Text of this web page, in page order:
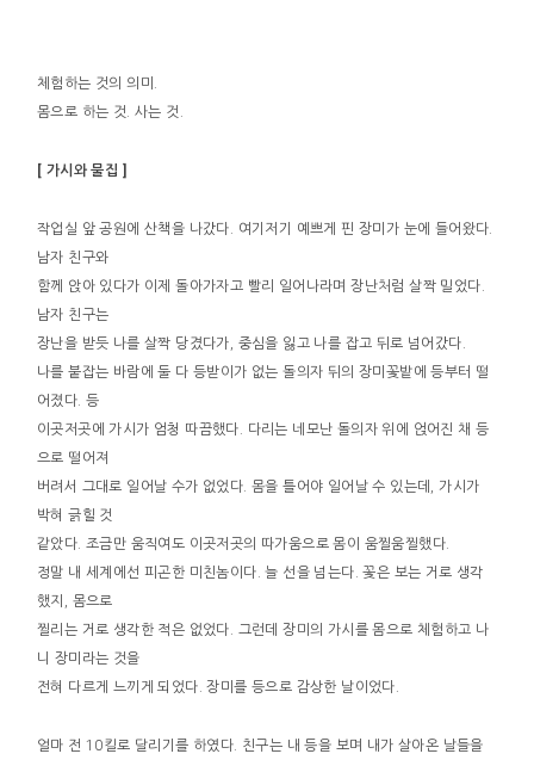
체험하는 것의 의미.
몸으로 하는 것. 사는 것.
[ 가시와 물집 ]
작업실 앞 공원에 산책을 나갔다. 여기저기 예쁘게 핀 장미가 눈에 들어왔다.
남자 친구와
함께 앉아 있다가 이제 돌아가자고 빨리 일어나라며 장난처럼 살짝 밀었다.
남자 친구는
장난을 받듯 나를 살짝 당겼다가, 중심을 잃고 나를 잡고 뒤로 넘어갔다.
나를 붙잡는 바람에 둘 다 등받이가 없는 돌의자 뒤의 장미꽃밭에 등부터 떨
어졌다. 등
이곳저곳에 가시가 엄청 따끔했다. 다리는 네모난 돌의자 위에 얹어진 채 등
으로 떨어져
버려서 그대로 일어날 수가 없었다. 몸을 틀어야 일어날 수 있는데, 가시가
박혀 긁힐 것
같았다. 조금만 움직여도 이곳저곳의 따가움으로 몸이 움찔움찔했다.
정말 내 세계에선 피곤한 미친놈이다. 늘 선을 넘는다. 꽃은 보는 거로 생각
했지, 몸으로
찔리는 거로 생각한 적은 없었다. 그런데 장미의 가시를 몸으로 체험하고 나
니 장미라는 것을
전혀 다르게 느끼게 되었다. 장미를 등으로 감상한 날이었다.
얼마 전 10킬로 달리기를 하였다. 친구는 내 등을 보며 내가 살아온 날들을